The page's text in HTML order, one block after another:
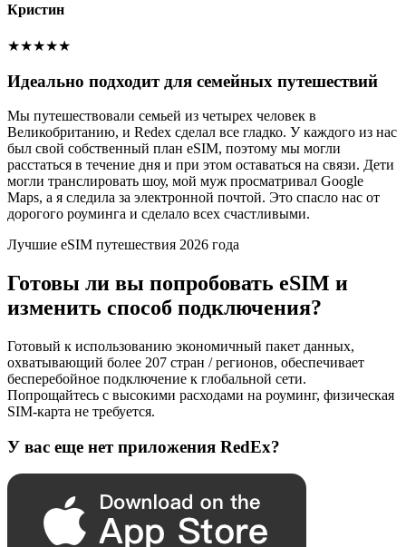
Кристин
★★★★★
Идеально подходит для семейных путешествий
Мы путешествовали семьей из четырех человек в
Великобританию, и Redex сделал все гладко. У каждого из нас
был свой собственный план eSIM, поэтому мы могли
расстаться в течение дня и при этом оставаться на связи. Дети
могли транслировать шоу, мой муж просматривал Google
Maps, а я следила за электронной почтой. Это спасло нас от
дорогого роуминга и сделало всех счастливыми.
Лучшие eSIM путешествия 2026 года
Готовы ли вы попробовать eSIM и
изменить способ подключения?
Готовый к использованию экономичный пакет данных,
охватывающий более 207 стран / регионов, обеспечивает
бесперебойное подключение к глобальной сети.
Попрощайтесь с высокими расходами на роуминг, физическая
SIM-карта не требуется.
У вас еще нет приложения RedEx?